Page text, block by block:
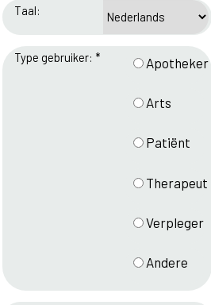
Taal:
Type gebruiker: * Apotheker
Arts
Patiënt
Therapeut
Verpleger
Andere